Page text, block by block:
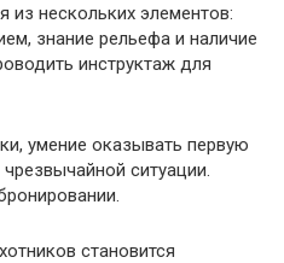
из нескольких элементов:
знание рельефа и наличие
инструктаж для
умение оказывать первую
ситуации.
становится